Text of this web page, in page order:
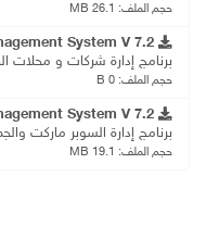
حجم الملف: 26.1 MB
برنامج إدارة شركات و محلات
حجم الملف: 0 B
برنامج إدارة السوبر ماركت
حجم الملف: 19.1 MB